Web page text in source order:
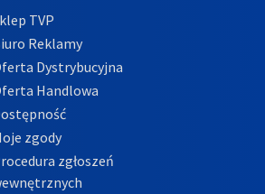
TVP
Reklamy
Dystrybucyjna
Handlowa
zgody
zgłoszeń